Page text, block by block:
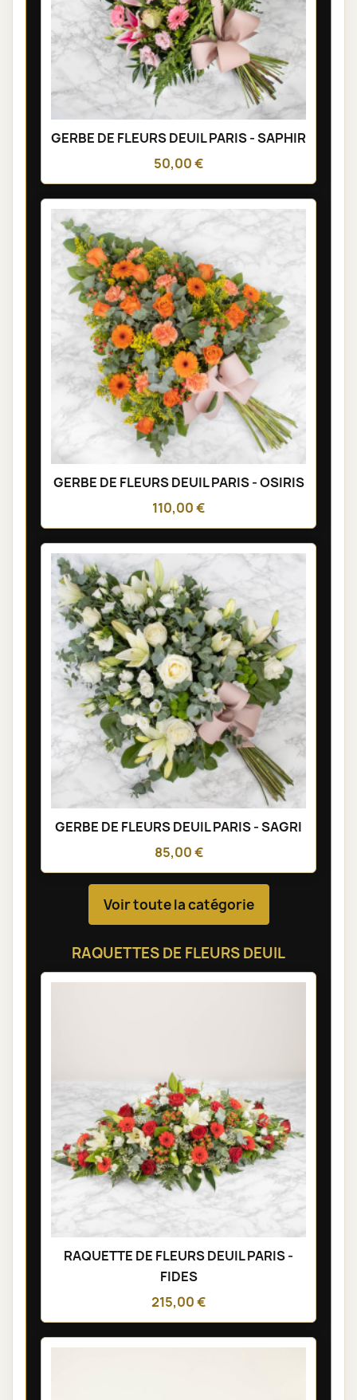
GERBE DE FLEURS DEUIL PARIS - SAPHIR
50,00 €
GERBE DE FLEURS DEUIL PARIS - OSIRIS
110,00 €
GERBE DE FLEURS DEUIL PARIS - SAGRI
85,00 €
Voir toute la catégorie
RAQUETTES DE FLEURS DEUIL
RAQUETTE DE FLEURS DEUIL PARIS -
FIDES
215,00 €